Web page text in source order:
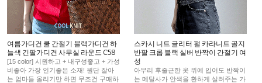
여름가디건 쿨 간절기 블랙가디건 하
늘색 긴팔가디건 사무실 라운드 C58
[15 color] 시원하고 + 내구성좋고 + 가성
비좋아 가장 인기좋은 소재! 원단 잘아
는 엄마들 올리기만 하면 무조건 구매하
스카시 니트 글리터 펄 카라니트 골지
반팔 크롭 블랙 실버 반짝이 간절기 여
성
아무리 후줄근한 옷 위에 입어도 반짝이
는 메탈사가 안색을 환하게 살려주는 가